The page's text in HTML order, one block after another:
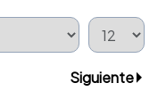
Siguiente